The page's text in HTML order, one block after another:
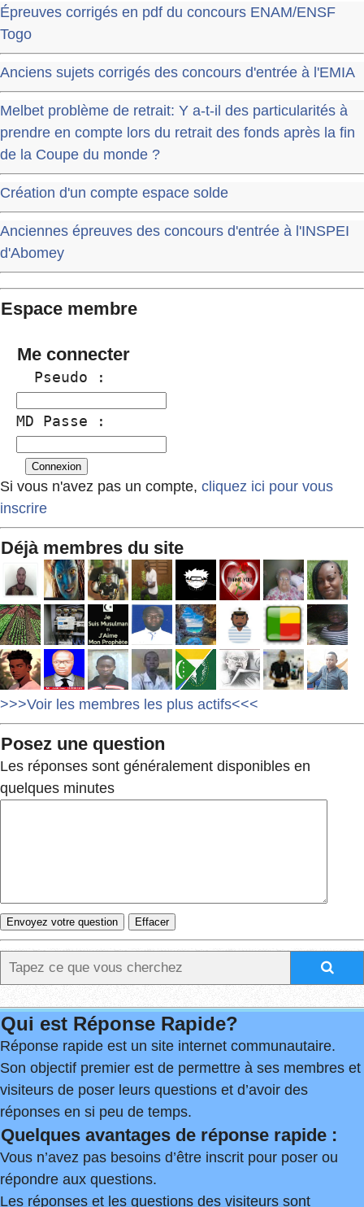
Épreuves corrigés en pdf du concours ENAM/ENSF
Togo
Anciens sujets corrigés des concours d'entrée à l'EMIA
Melbet problème de retrait: Y a-t-il des particularités à
prendre en compte lors du retrait des fonds après la fin
de la Coupe du monde ?
Création d'un compte espace solde
Anciennes épreuves des concours d'entrée à l'INSPEI
d'Abomey
Espace membre
Me connecter
  Pseudo :
MD Passe :
Si vous n'avez pas un compte, cliquez ici pour vous
inscrire
Déjà membres du site
>>>Voir les membres les plus actifs<<<
Posez une question
Les réponses sont généralement disponibles en
quelques minutes
Qui est Réponse Rapide?
Réponse rapide est un site internet communautaire.
Son objectif premier est de permettre à ses membres et
visiteurs de poser leurs questions et d’avoir des
réponses en si peu de temps.
Quelques avantages de réponse rapide :
Vous n’avez pas besoins d’être inscrit pour poser ou
répondre aux questions.
Les réponses et les questions des visiteurs sont